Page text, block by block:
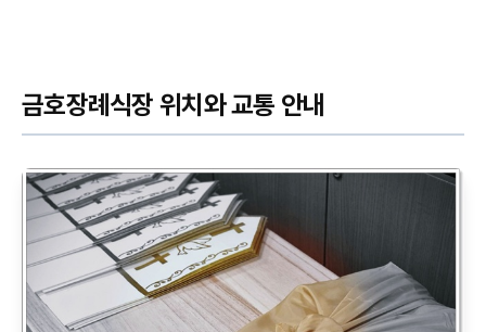
금호장례식장 위치와 교통 안내